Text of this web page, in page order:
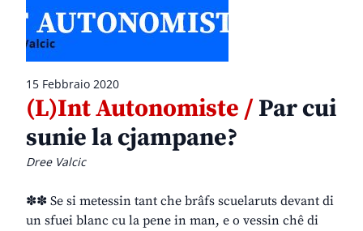
15 Febbraio 2020
(L)Int Autonomiste /Par cui
sunie la cjampane?
Dree Valcic
✽✽ Se si metessin tant che brâfs scuelaruts devant di
un sfuei blanc cu la pene in man, e o vessin chê di